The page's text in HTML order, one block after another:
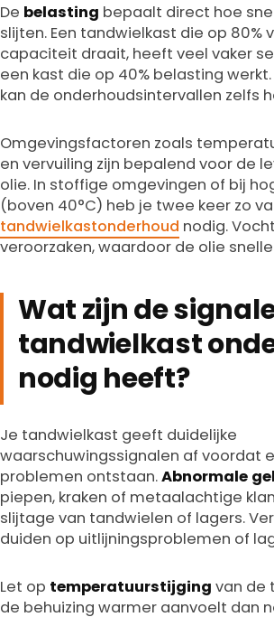
De belasting bepaalt direct hoe
slijten. Een tandwielkast die op 80%
capaciteit draait, heeft veel vaker
een kast die op 40% belasting
kan de onderhoudsintervallen zelfs
Omgevingsfactoren zoals
en vervuiling zijn bepalend voor de
olie. In stoffige omgevingen of bij
(boven 40°C) heb je twee keer zo
tandwielkastonderhoud nodig.
veroorzaken, waardoor de olie
Wat zijn de
tandwielkast
nodig heeft?
Je tandwielkast geeft duidelijke
waarschuwingssignalen af voordat
problemen ontstaan.Abnormale
piepen, kraken of metaalachtige
slijtage van tandwielen of lagers.
duiden op uitlijningsproblemen of
Let op temperatuurstijging van de
de behuizing warmer aanvoelt dan